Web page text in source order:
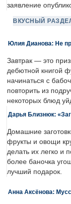
заявление
ВКУСНЫЙ
Юлия Дианова: Не
Завтрак — это
дебютной книгой
начинаться с
повторить из
некоторых блюд
Дарья Близнюк:
Домашние
фрукты и овощи
делать их легко и
более баночка
лучший подарок.
Анна Аксёнова: